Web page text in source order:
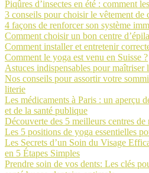
Piqûres d’insectes en été : comment
3 conseils pour choisir le vêtement de
4 façons de renforcer son système
Comment choisir un bon centre
Comment installer et entretenir
Comment le yoga est venu en Suisse ?
Astuces indispensables pour maîtriser
Nos conseils pour assortir votre
literie
Les médicaments à Paris : un aperçu
et de la santé publique
Découverte des 5 meilleurs centres de
Les 5 positions de yoga essentielles
Les Secrets d’un Soin du Visage
en 5 Étapes Simples
Prendre soin de vos dents: Les clés